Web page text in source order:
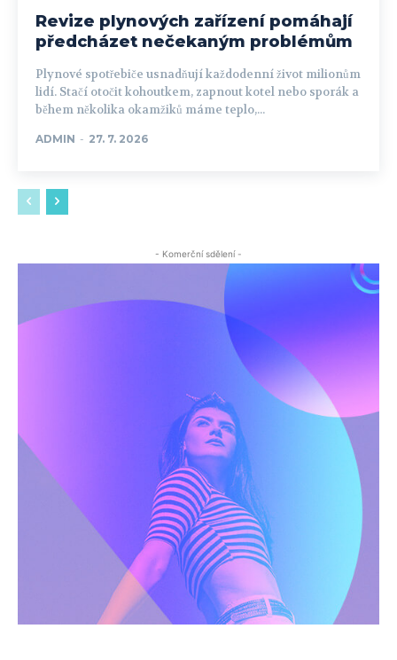
Revize plynových zařízení pomáhají
předcházet nečekaným problémům
Plynové spotřebiče usnadňují každodenní život milionům
lidí. Stačí otočit kohoutkem, zapnout kotel nebo sporák a
během několika okamžiků máme teplo,...
ADMIN - 27. 7. 2026
- Komerční sdělení -